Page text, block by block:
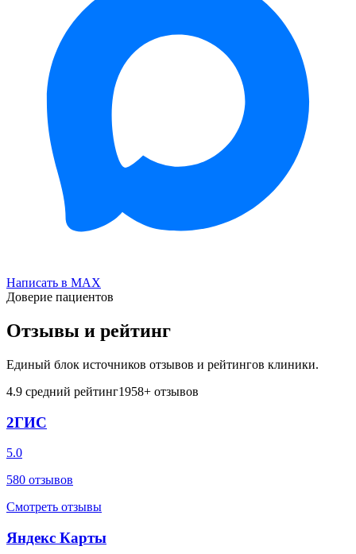
Написать в MAX
Доверие пациентов
Отзывы и рейтинг
Единый блок источников отзывов и рейтингов клиники.
4.9 средний рейтинг1958+ отзывов
2ГИС
5.0
580 отзывов
Смотреть отзывы
Яндекс Карты